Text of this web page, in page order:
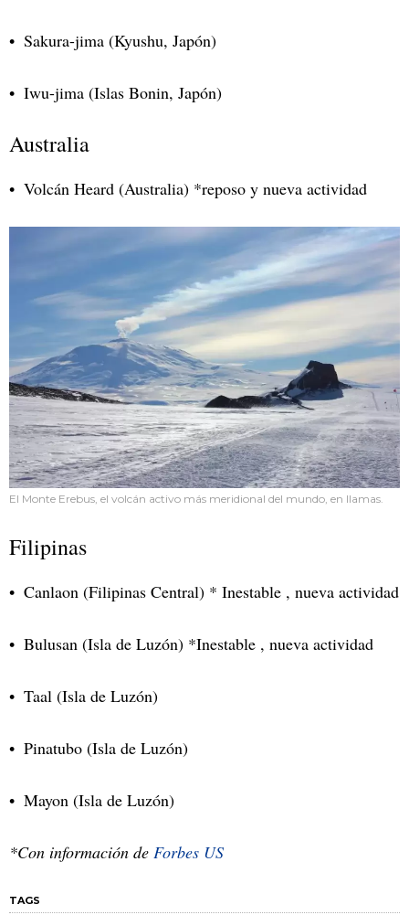
Sakura-jima (Kyushu, Japón)
Iwu-jima (Islas Bonin, Japón)
Australia
Volcán Heard (Australia) *reposo y nueva actividad
El Monte Erebus, el volcán activo más meridional del mundo, en llamas.
Filipinas
Canlaon (Filipinas Central) * Inestable , nueva actividad
Bulusan (Isla de Luzón) *Inestable , nueva actividad
Taal (Isla de Luzón)
Pinatubo (Isla de Luzón)
Mayon (Isla de Luzón)
*Con información de Forbes US
TAGS